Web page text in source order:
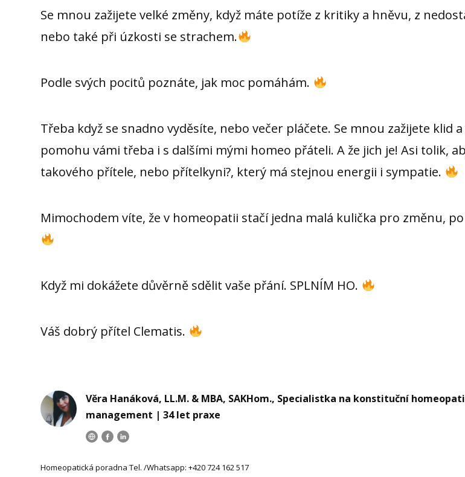
Se mnou zažijete velké změny, když máte potíže z kritiky a hněvu, z
nebo také při úzkosti se strachem.
Podle svých pocitů poznáte, jak moc pomáhám.
Třeba když se snadno vyděsíte, nebo večer pláčete. Se mnou zažijete klid
pomohu vámi třeba i s dalšími mými homeo přáteli. A že jich je! Asi tolik,
takového přítele, nebo přítelkyni?, který má stejnou energii i sympatie.
Mimochodem víte, že v homeopatii stačí jedna malá kulička pro změnu,
Když mi dokážete důvěrně sdělit vaše přání. SPLNÍM HO.
Váš dobrý přítel Clematis.
Věra Hanáková, LL.M. & MBA, SAKHom., Specialistka na konstituční
management | 34 let praxe
Homeopatická poradna Tel. /Whatsapp: +420 724 162 517